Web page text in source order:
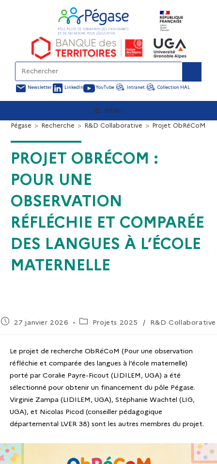
Newsletter LinkedIn YouTube Intranet Collection HAL
MENU
PROJET OBRÉCOM :
POUR UNE
OBSERVATION
RÉFLÉCHIE ET COMPARÉE
DES LANGUES À L’ÉCOLE
MATERNELLE
Pégase > Recherche > R&D Collaborative > Projet ObRéCoM :
27 janvier 2026 Projets 2025 / R&D Collaborative
Le projet de recherche ObRéCoM (Pour une observation
réfléchie et comparée des langues à l’école maternelle)
porté par Coralie Payre-Ficout (LIDILEM, UGA) a été
sélectionné pour obtenir un financement du pôle Pégase.
Virginie Zampa (LIDILEM, UGA), Stéphanie Wachtel (LIG,
UGA), et Nicolas Picod (conseiller pédagogique
départemental LVER 38) sont les autres membres du projet.